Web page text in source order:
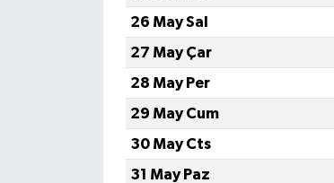
26 May Sal
27 May Çar
28 May Per
29 May Cum
30 May Cts
31 May Paz